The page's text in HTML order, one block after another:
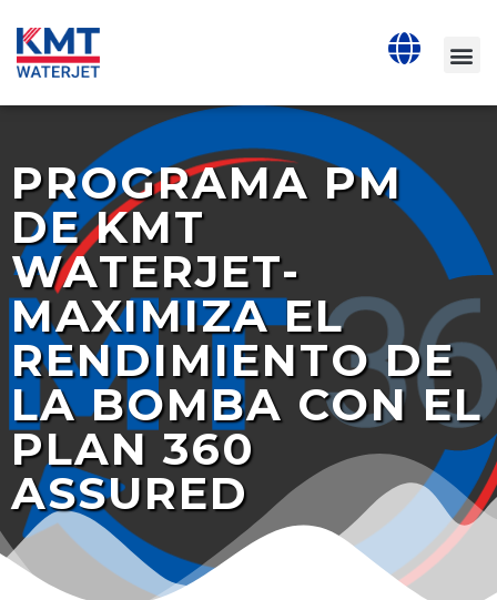
PROGRAMA PM
DE KMT
WATERJET-
MAXIMIZA EL
RENDIMIENTO DE
LA BOMBA CON EL
PLAN 360
ASSURED